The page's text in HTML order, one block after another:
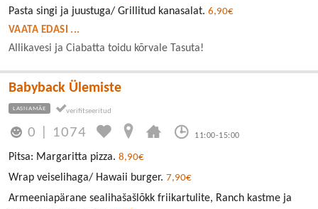
Pasta singi ja juustuga/ Grillitud kanasalat. 6,90€
VAATA EDASI ...
Allikavesi ja Ciabatta toidu kõrvale Tasuta!
Babyback Ülemiste
LASNAMÄE
0 1074 11:00-15:00
Pitsa: Margaritta pizza. 8,90€
Wrap veiselihaga/ Hawaii burger. 7,90€
Armeeniapärane sealihašašlõkk friikartulite, Ranch kastme ja